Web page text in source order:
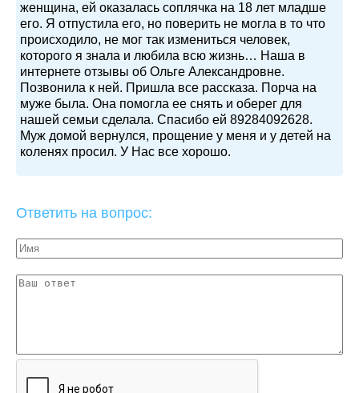
женщина, ей оказалась соплячка на 18 лет младше
его. Я отпустила его, но поверить не могла в то что
происходило, не мог так измениться человек,
которого я знала и любила всю жизнь… Наша в
интернете отзывы об Ольге Александровне.
Позвонила к ней. Пришла все рассказа. Порча на
муже была. Она помогла ее снять и оберег для
нашей семьи сделала. Спасибо ей 89284092628.
Муж домой вернулся, прощение у меня и у детей на
коленях просил. У Нас все хорошо.
Ответить на вопрос: